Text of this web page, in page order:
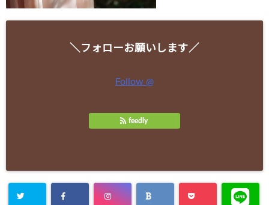
＼フォローお願いします／
Follow @
feedly